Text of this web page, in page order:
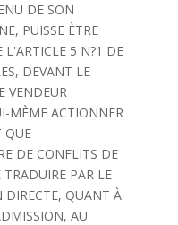
DE SON
PUISSE ÈTRE
L'ARTICLE 5 N?1 DE
DEVANT LE
VENDEUR
MÈME ACTIONNER
QUE
DE CONFLITS DE
PAR LE
DIRECTE, QUANT À
AU